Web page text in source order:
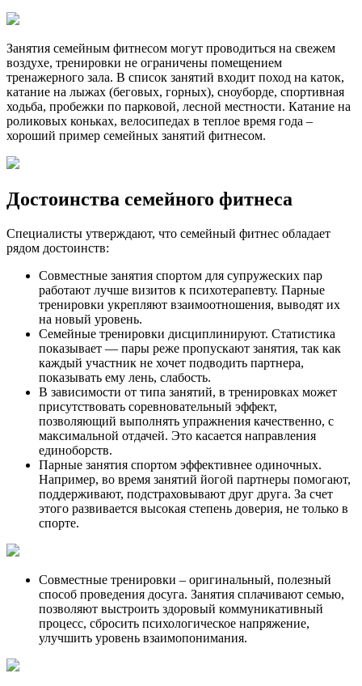
Занятия семейным фитнесом могут проводиться на свежем
воздухе, тренировки не ограничены помещением
тренажерного зала. В список занятий входит поход на каток,
катание на лыжах (беговых, горных), сноуборде, спортивная
ходьба, пробежки по парковой, лесной местности. Катание на
роликовых коньках, велосипедах в теплое время года –
хороший пример семейных занятий фитнесом.
Достоинства семейного фитнеса
Специалисты утверждают, что семейный фитнес обладает
рядом достоинств:
Совместные занятия спортом для супружеских пар
работают лучше визитов к психотерапевту. Парные
тренировки укрепляют взаимоотношения, выводят их
на новый уровень.
Семейные тренировки дисциплинируют. Статистика
показывает — пары реже пропускают занятия, так как
каждый участник не хочет подводить партнера,
показывать ему лень, слабость.
В зависимости от типа занятий, в тренировках может
присутствовать соревновательный эффект,
позволяющий выполнять упражнения качественно, с
максимальной отдачей. Это касается направления
единоборств.
Парные занятия спортом эффективнее одиночных.
Например, во время занятий йогой партнеры помогают,
поддерживают, подстраховывают друг друга. За счет
этого развивается высокая степень доверия, не только в
спорте.
Совместные тренировки – оригинальный, полезный
способ проведения досуга. Занятия сплачивают семью,
позволяют выстроить здоровый коммуникативный
процесс, сбросить психологическое напряжение,
улучшить уровень взаимопонимания.